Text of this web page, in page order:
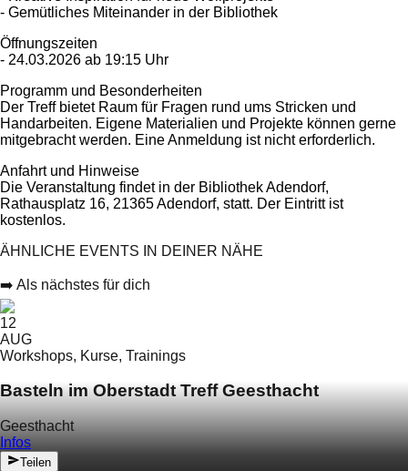
- Gemütliches Miteinander in der Bibliothek
Öffnungszeiten
- 24.03.2026 ab 19:15 Uhr
Programm und Besonderheiten
Der Treff bietet Raum für Fragen rund ums Stricken und
Handarbeiten. Eigene Materialien und Projekte können gerne
mitgebracht werden. Eine Anmeldung ist nicht erforderlich.
Anfahrt und Hinweise
Die Veranstaltung findet in der Bibliothek Adendorf,
Rathausplatz 16, 21365 Adendorf, statt. Der Eintritt ist
kostenlos.
ÄHNLICHE EVENTS IN DEINER NÄHE
➡️ Als nächstes für dich
12
AUG
Workshops, Kurse, Trainings
Basteln im Oberstadt Treff Geesthacht
Geesthacht
Infos
Teilen